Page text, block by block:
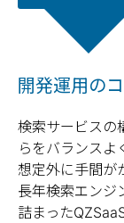
開発運用の
検索サービスの
らをバランスよ
想定外に手間が
長年検索エンジ
詰まった